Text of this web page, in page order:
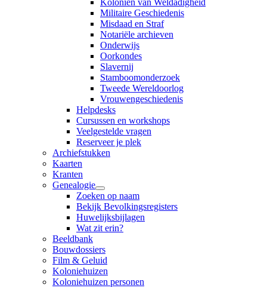
Koloniën van Weldadigheid
Militaire Geschiedenis
Misdaad en Straf
Notariële archieven
Onderwijs
Oorkondes
Slavernij
Stamboomonderzoek
Tweede Wereldoorlog
Vrouwengeschiedenis
Helpdesks
Cursussen en workshops
Veelgestelde vragen
Reserveer je plek
Archiefstukken
Kaarten
Kranten
Genealogie
Zoeken op naam
Bekijk Bevolkingsregisters
Huwelijksbijlagen
Wat zit erin?
Beeldbank
Bouwdossiers
Film & Geluid
Koloniehuizen
Koloniehuizen personen